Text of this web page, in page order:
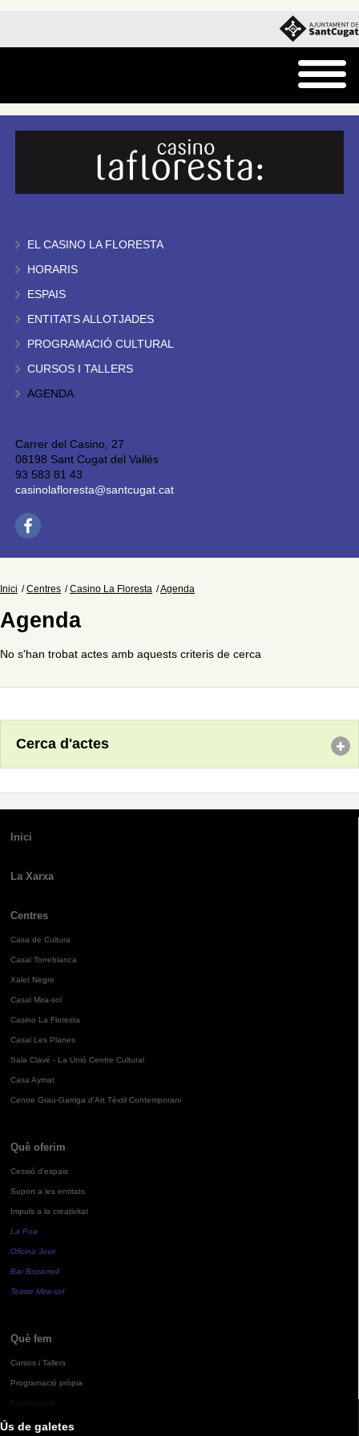
Ús de galetes
EL CASINO LA FLORESTA
HORARIS
ESPAIS
ENTITATS ALLOTJADES
PROGRAMACIÓ CULTURAL
CURSOS I TALLERS
AGENDA
Carrer del Casino, 27
08198 Sant Cugat del Vallès
93 583 81 43
casinolafloresta@santcugat.cat
Inici Centres Casino La Floresta Agenda
Agenda
No s'han trobat actes amb aquests criteris de cerca
Cerca d'actes
Inici
La Xarxa
Centres
Casa de Cultura
Casal Torreblanca
Xalet Negre
Casal Mira-sol
Casino La Floresta
Casal Les Planes
Sala Clavé - La Unió Centre Cultural
Casa Aymat
Centre Grau-Garriga d'Art Tèxtil Contemporani
Què oferim
Cessió d'espais
Suport a les entitats
Impuls a la creativitat
La Pua
Oficina Jove
Bar Bocamoll
Teatre Mira-sol
Què fem
Cursos i Tallers
Programació pròpia